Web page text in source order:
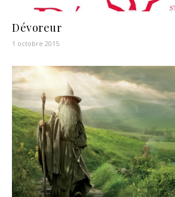
Dévoreur
1 octobre 2015